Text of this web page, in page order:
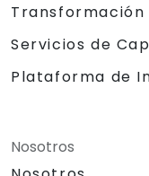
Servicios de
Plataforma de
Nosotros